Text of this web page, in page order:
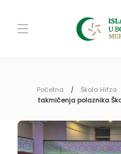
Početna Škola Hifza
takmičenja polaznika